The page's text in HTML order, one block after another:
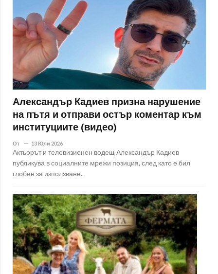
Александър Кадиев призна нарушение
на пътя и отправи остър коментар към
институциите (видео)
От 13 Юли 2026
Актьорът и телевизионен водещ Александър Кадиев
публикува в социалните мрежи позиция, след като е бил
глобен за използване..